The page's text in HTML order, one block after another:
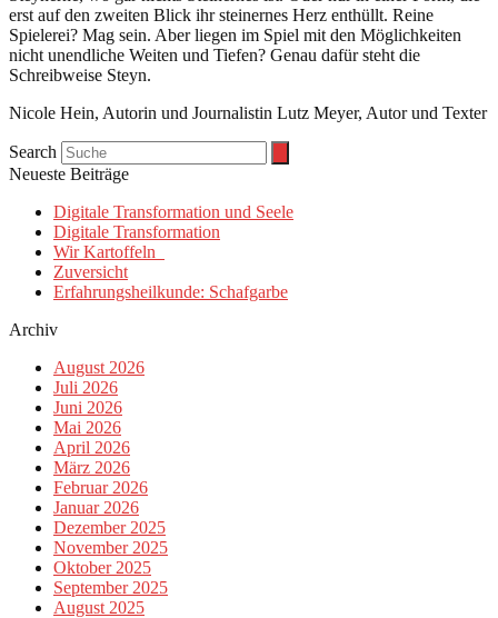
erst auf den zweiten Blick ihr steinernes Herz enthüllt. Reine
Spielerei? Mag sein. Aber liegen im Spiel mit den Möglichkeiten
nicht unendliche Weiten und Tiefen? Genau dafür steht die
Schreibweise Steyn.
Nicole Hein, Autorin und Journalistin Lutz Meyer, Autor und Texter
Search
Neueste Beiträge
Digitale Transformation und Seele
Digitale Transformation
Wir Kartoffeln
Zuversicht
Erfahrungsheilkunde: Schafgarbe
Archiv
August 2026
Juli 2026
Juni 2026
Mai 2026
April 2026
März 2026
Februar 2026
Januar 2026
Dezember 2025
November 2025
Oktober 2025
September 2025
August 2025